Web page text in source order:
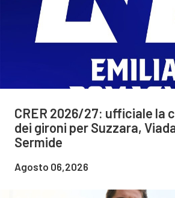
CRER 2026/27: ufficiale la
dei gironi per Suzzara,
Sermide
Agosto 06,2026